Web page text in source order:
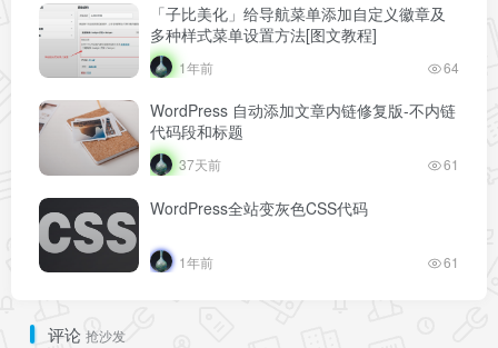
「子比美化」给导航菜单添加自定义徽章及
多种样式菜单设置方法[图文教程]
1年前 64
WordPress 自动添加文章内链修复版-不内链
代码段和标题
37天前 61
WordPress全站变灰色CSS代码
1年前 61
评论 抢沙发